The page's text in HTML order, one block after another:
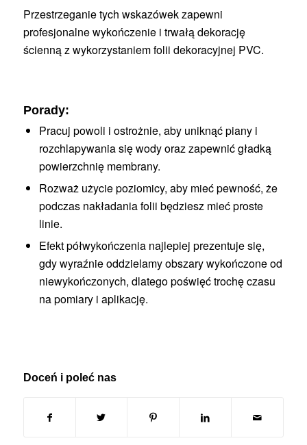
Przestrzeganie tych wskazówek zapewni
profesjonalne wykończenie i trwałą dekorację
ścienną z wykorzystaniem folii dekoracyjnej PVC.
Porady:
Pracuj powoli i ostrożnie, aby uniknąć piany i
rozchlapywania się wody oraz zapewnić gładką
powierzchnię membrany.
Rozważ użycie poziomicy, aby mieć pewność, że
podczas nakładania folii będziesz mieć proste
linie.
Efekt półwykończenia najlepiej prezentuje się,
gdy wyraźnie oddzielamy obszary wykończone od
niewykończonych, dlatego poświęć trochę czasu
na pomiary i aplikację.
Doceń i poleć nas